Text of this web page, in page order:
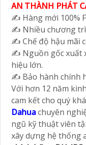
AN THÀNH PHÁT
✍️ Hàng mới 100%
✍️ Nhiều chương
✍️ Chế độ hậu mãi
✍️ Nguồn gốc xuất
hiệu lớn.
✍️ Bảo hành chính
Với hơn 12 năm
cam kết cho quý
Dahuachuyên
ngũ kỹ thuật viên
xây dựng hệ thống